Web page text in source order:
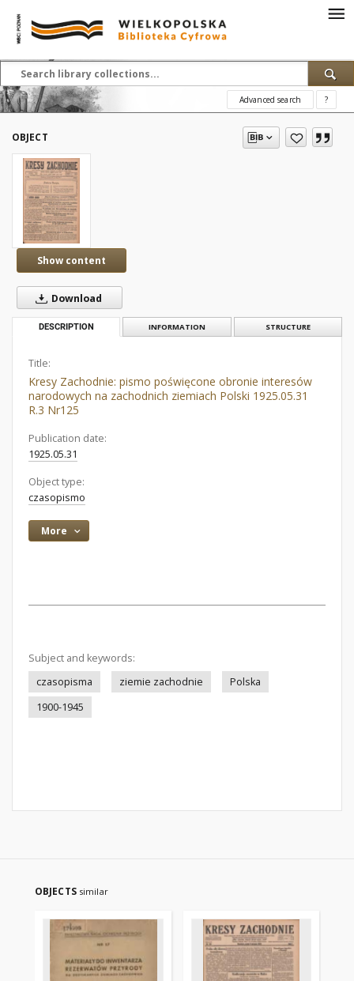
Advanced search ?
OBJECT
Show content
Download
DESCRIPTION INFORMATION STRUCTURE
Title:
Kresy Zachodnie: pismo poświęcone obronie interesów
narodowych na zachodnich ziemiach Polski 1925.05.31
R.3 Nr125
Publication date:
1925.05.31
Object type:
czasopismo
More
Subject and keywords:
czasopisma
ziemie zachodnie
Polska
1900-1945
OBJECTS similar